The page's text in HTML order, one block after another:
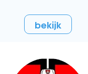
bekijk